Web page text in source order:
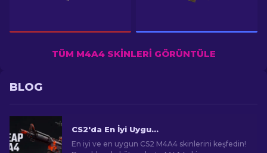
TÜM M4A4 SKINLERI GÖRÜNTÜLE
BLOG
CS2'da En İyi Uygun Fiyatlı M4A4 Skinleri [2026]
En iyi ve en uygun CS2 M4A4 skinlerini keşfedin!